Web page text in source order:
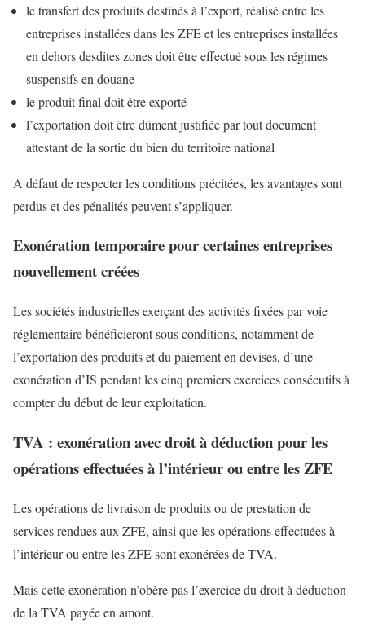
le transfert des produits destinés à l’export, réalisé entre les
entreprises installées dans les ZFE et les entreprises installées
en dehors desdites zones doit être effectué sous les régimes
suspensifs en douane
le produit final doit être exporté
l’exportation doit être dûment justifiée par tout document
attestant de la sortie du bien du territoire national
A défaut de respecter les conditions précitées, les avantages sont
perdus et des pénalités peuvent s’appliquer.
Exonération temporaire pour certaines entreprises
nouvellement créées
Les sociétés industrielles exerçant des activités fixées par voie
réglementaire bénéficieront sous conditions, notamment de
l’exportation des produits et du paiement en devises, d’une
exonération d’IS pendant les cinq premiers exercices consécutifs à
compter du début de leur exploitation.
TVA : exonération avec droit à déduction pour les
opérations effectuées à l’intérieur ou entre les ZFE
Les opérations de livraison de produits ou de prestation de
services rendues aux ZFE, ainsi que les opérations effectuées à
l’intérieur ou entre les ZFE sont exonérées de TVA.
Mais cette exonération n’obère pas l’exercice du droit à déduction
de la TVA payée en amont.